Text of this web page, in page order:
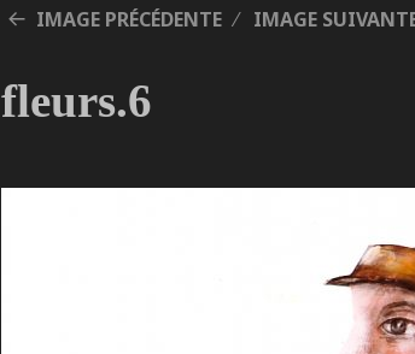
IMAGE PRÉCÉDENTE IMAGE
fleurs.6